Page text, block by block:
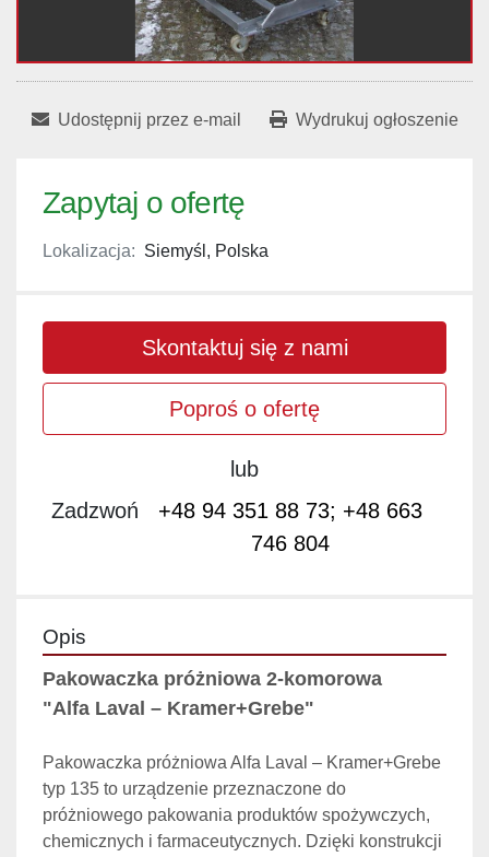
Udostępnij przez e-mail Wydrukuj ogłoszenie
Zapytaj o ofertę
Lokalizacja: Siemyśl, Polska
Skontaktuj się z nami
Poproś o ofertę
lub
Zadzwoń
+48 94 351 88 73; +48 663
746 804
Opis
Pakowaczka próżniowa 2-komorowa
"Alfa Laval – Kramer+Grebe"
Pakowaczka próżniowa Alfa Laval – Kramer+Grebe
typ 135 to urządzenie przeznaczone do
próżniowego pakowania produktów spożywczych,
chemicznych i farmaceutycznych. Dzięki konstrukcji